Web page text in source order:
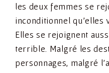
les deux femmes se
inconditionnel qu’elles
Elles se rejoignent
terrible. Malgré les
personnages, malgré